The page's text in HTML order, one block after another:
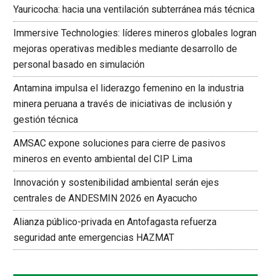
Yauricocha: hacia una ventilación subterránea más técnica
Immersive Technologies: líderes mineros globales logran
mejoras operativas medibles mediante desarrollo de
personal basado en simulación
Antamina impulsa el liderazgo femenino en la industria
minera peruana a través de iniciativas de inclusión y
gestión técnica
AMSAC expone soluciones para cierre de pasivos
mineros en evento ambiental del CIP Lima
Innovación y sostenibilidad ambiental serán ejes
centrales de ANDESMIN 2026 en Ayacucho
Alianza público-privada en Antofagasta refuerza
seguridad ante emergencias HAZMAT